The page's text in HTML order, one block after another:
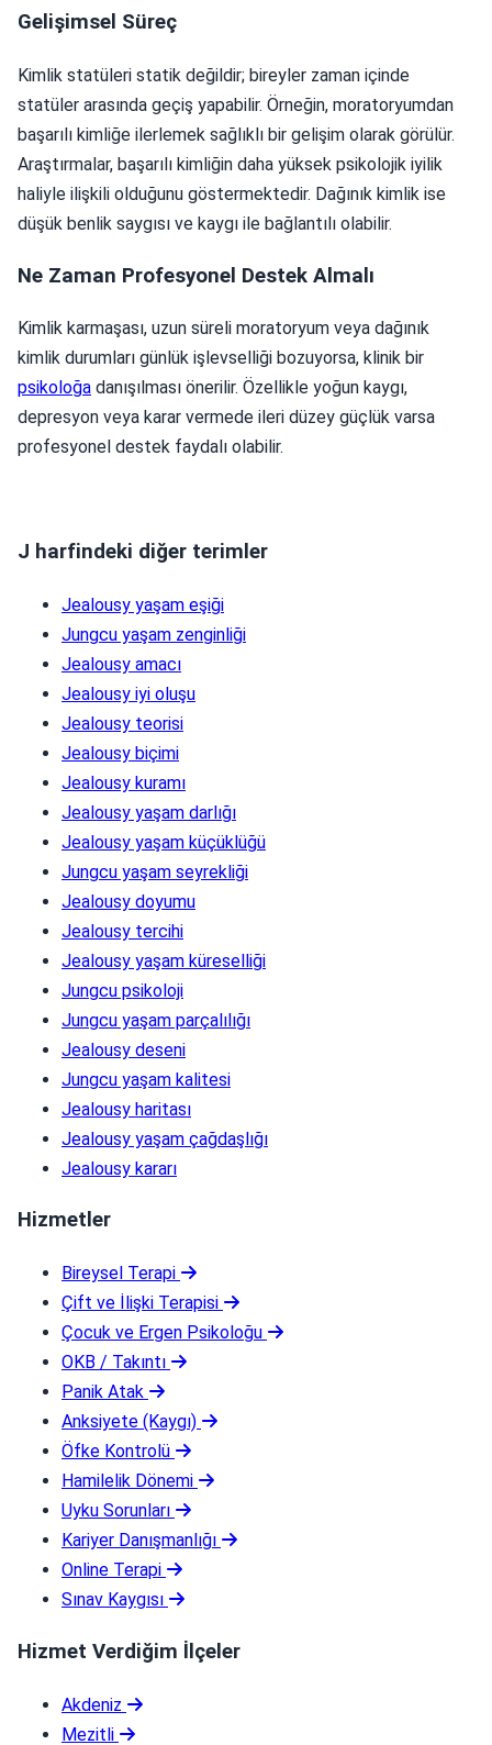
Gelişimsel Süreç
Kimlik statüleri statik değildir; bireyler zaman içinde
statüler arasında geçiş yapabilir. Örneğin, moratoryumdan
başarılı kimliğe ilerlemek sağlıklı bir gelişim olarak görülür.
Araştırmalar, başarılı kimliğin daha yüksek psikolojik iyilik
haliyle ilişkili olduğunu göstermektedir. Dağınık kimlik ise
düşük benlik saygısı ve kaygı ile bağlantılı olabilir.
Ne Zaman Profesyonel Destek Almalı
Kimlik karmaşası, uzun süreli moratoryum veya dağınık
kimlik durumları günlük işlevselliği bozuyorsa, klinik bir
psikoloğa danışılması önerilir. Özellikle yoğun kaygı,
depresyon veya karar vermede ileri düzey güçlük varsa
profesyonel destek faydalı olabilir.
J harfindeki diğer terimler
Jealousy yaşam eşiği
Jungcu yaşam zenginliği
Jealousy amacı
Jealousy iyi oluşu
Jealousy teorisi
Jealousy biçimi
Jealousy kuramı
Jealousy yaşam darlığı
Jealousy yaşam küçüklüğü
Jungcu yaşam seyrekliği
Jealousy doyumu
Jealousy tercihi
Jealousy yaşam küreselliği
Jungcu psikoloji
Jungcu yaşam parçalılığı
Jealousy deseni
Jungcu yaşam kalitesi
Jealousy haritası
Jealousy yaşam çağdaşlığı
Jealousy kararı
Hizmetler
Bireysel Terapi
Çift ve İlişki Terapisi
Çocuk ve Ergen Psikoloğu
OKB / Takıntı
Panik Atak
Anksiyete (Kaygı)
Öfke Kontrolü
Hamilelik Dönemi
Uyku Sorunları
Kariyer Danışmanlığı
Online Terapi
Sınav Kaygısı
Hizmet Verdiğim İlçeler
Akdeniz
Mezitli